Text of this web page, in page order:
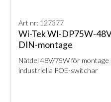
Art nr: 127377
Wi-Tek WI-DP75W-
DIN-montage
Nätdel 48V/75W för
industriella POE-switchar